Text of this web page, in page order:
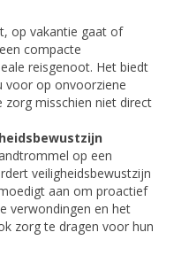
op vakantie gaat of
compacte
reisgenoot. Het biedt
voor op onvoorziene
zorg misschien niet direct
op een
veiligheidsbewustzijn
aan om proactief
verwondingen en het
zorg te dragen voor hun